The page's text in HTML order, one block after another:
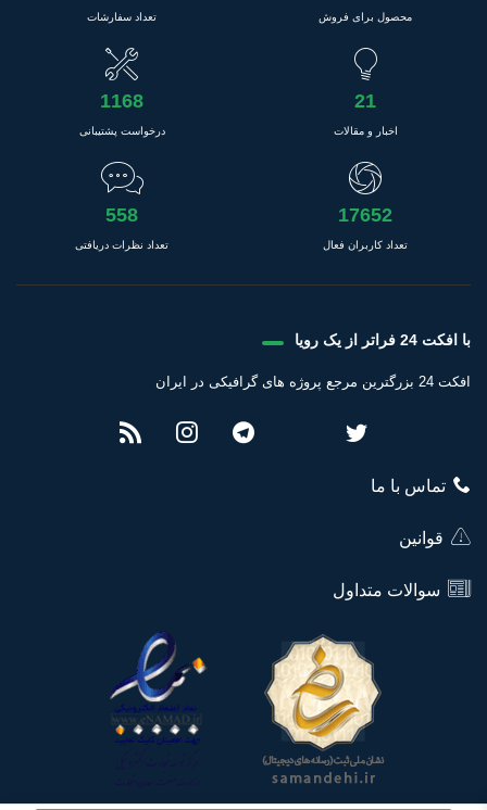
محصول برای فروش تعداد سفارشات
21
اخبار و مقالات
1168
درخواست پشتیبانی
17652
تعداد کاربران فعال
558
تعداد نظرات دریافتی
با افکت 24 فراتر از یک رویا
افکت 24 بزرگترین مرجع پروژه های گرافیکی در ایران
تماس با ما
قوانین
سوالات متداول